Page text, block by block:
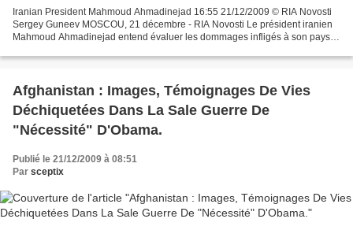
Iranian President Mahmoud Ahmadinejad 16:55 21/12/2009 © RIA Novosti
Sergey Guneev MOSCOU, 21 décembre - RIA Novosti Le président iranien
Mahmoud Ahmadinejad entend évaluer les dommages infligés à son pays
Afghanistan : Images, Témoignages De Vies
Déchiquetées Dans La Sale Guerre De
"Nécessité" D'Obama.
Publié le 21/12/2009 à 08:51
Par sceptix